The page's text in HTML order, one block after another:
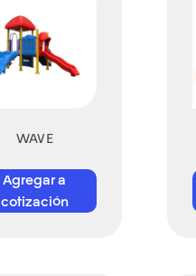
WAVE
Agregar a
cotización